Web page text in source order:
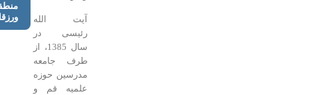
آیت الله
رئیسی در
سال 1385، از
طرف جامعه
مدرسین حوزه
علمیه قم و
ورزقان